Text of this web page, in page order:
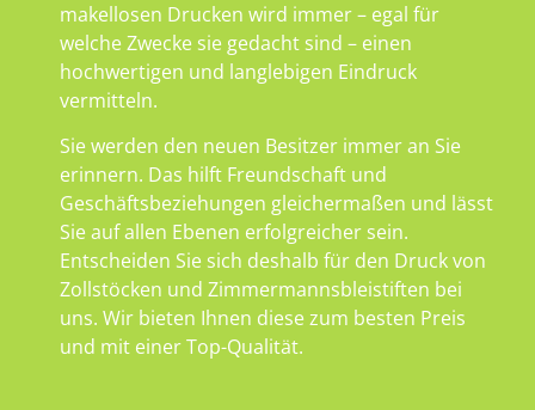
makellosen Drucken wird immer – egal für
welche Zwecke sie gedacht sind – einen
hochwertigen und langlebigen Eindruck
vermitteln.
Sie werden den neuen Besitzer immer an Sie
erinnern. Das hilft Freundschaft und
Geschäftsbeziehungen gleichermaßen und lässt
Sie auf allen Ebenen erfolgreicher sein.
Entscheiden Sie sich deshalb für den Druck von
Zollstöcken und Zimmermannsbleistiften bei
uns. Wir bieten Ihnen diese zum besten Preis
und mit einer Top-Qualität.